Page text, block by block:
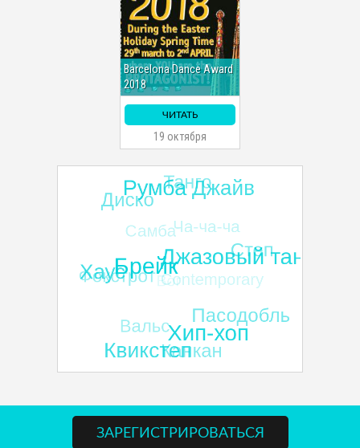
Barcelona Dance Award
2018
ЧИТАТЬ
19 октября
ЗАРЕГИСТРИРОВАТЬСЯ